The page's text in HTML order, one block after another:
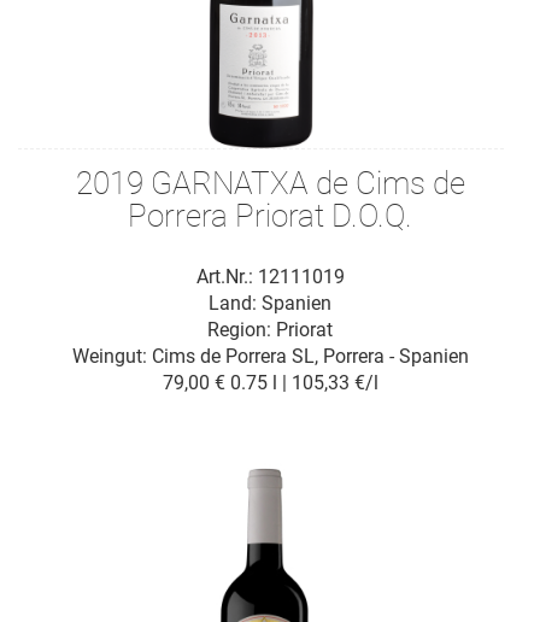
2019 GARNATXA de Cims de
Porrera Priorat D.O.Q.
Art.Nr.: 12111019
Weingut: Cims de Porrera SL, Porrera - Spanien
Land: Spanien
Region: Priorat
79,00 € 0.75 l | 105,33 €/l